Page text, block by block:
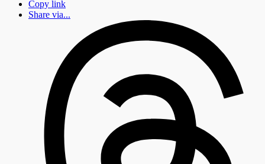
Copy link
Share via...